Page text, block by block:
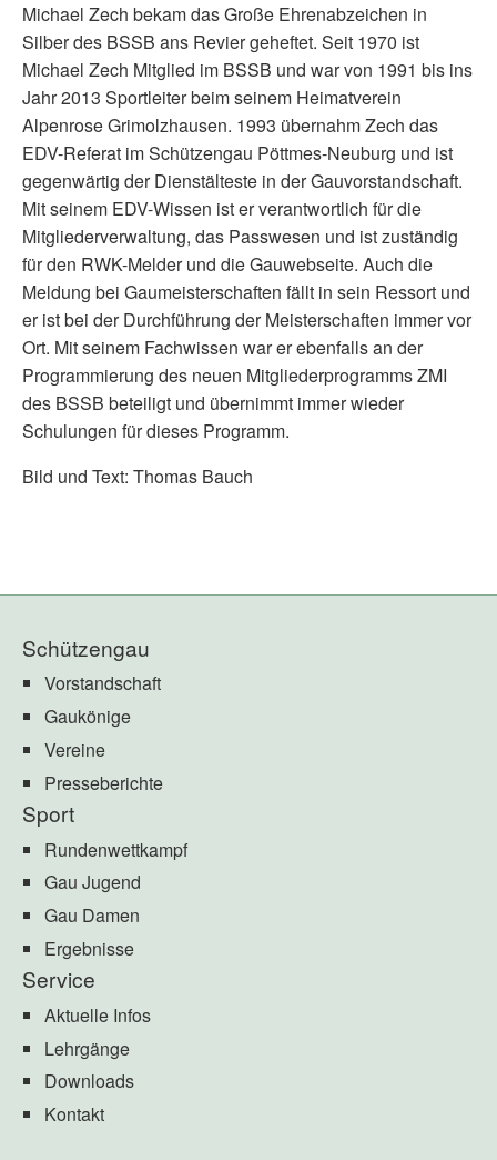
Michael Zech bekam das Große Ehrenabzeichen in
Silber des BSSB ans Revier geheftet. Seit 1970 ist
Michael Zech Mitglied im BSSB und war von 1991 bis ins
Jahr 2013 Sportleiter beim seinem Heimatverein
Alpenrose Grimolzhausen. 1993 übernahm Zech das
EDV-Referat im Schützengau Pöttmes-Neuburg und ist
gegenwärtig der Dienstälteste in der Gauvorstandschaft.
Mit seinem EDV-Wissen ist er verantwortlich für die
Mitgliederverwaltung, das Passwesen und ist zuständig
für den RWK-Melder und die Gauwebseite. Auch die
Meldung bei Gaumeisterschaften fällt in sein Ressort und
er ist bei der Durchführung der Meisterschaften immer vor
Ort. Mit seinem Fachwissen war er ebenfalls an der
Programmierung des neuen Mitgliederprogramms ZMI
des BSSB beteiligt und übernimmt immer wieder
Schulungen für dieses Programm.
Bild und Text: Thomas Bauch
Schützengau
Vorstandschaft
Gaukönige
Vereine
Presseberichte
Sport
Rundenwettkampf
Gau Jugend
Gau Damen
Ergebnisse
Service
Aktuelle Infos
Lehrgänge
Downloads
Kontakt